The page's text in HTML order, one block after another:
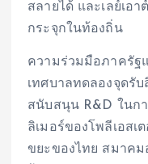
สลายได้ และเลย์เอ
กระจุกในท้องถิ่น
ความร่วมมือภาครัฐ
เทศบาลทดลองจุดรั
สนับสนุน R&D ในก
ลิเมอร์ของโพลีเอส
ขยะของไทย สมาค